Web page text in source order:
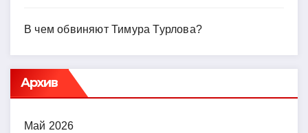
В чем обвиняют Тимура Турлова?
Архив
Май 2026